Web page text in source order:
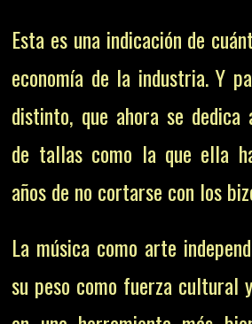
Esta es una indicación de
economía de la industria. Y
distinto, que ahora se dedica
de tallas como la que ella
años de no cortarse con los
La música como arte
su peso como fuerza cultural